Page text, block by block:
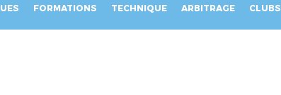
FORMATIONS TECHNIQUE ARBITRAGE CLUBS